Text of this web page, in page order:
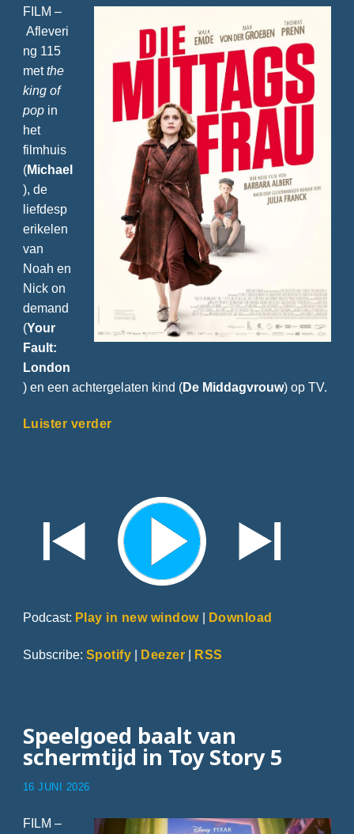
FILM –
Afleveri
ng 115
metthe
king of
pop in
het
filmhuis
(Michael
), de
liefdesp
erikelen
van
Noah en
Nick on
demand
(Your
Fault:
London
) en een achtergelaten kind (De Middagvrouw) op TV.
Luister verder
Podcast: Play in new window| Download
Subscribe: Spotify | Deezer | RSS
Speelgoed baalt van
schermtijd in Toy Story 5
16 JUNI 2026
FILM –